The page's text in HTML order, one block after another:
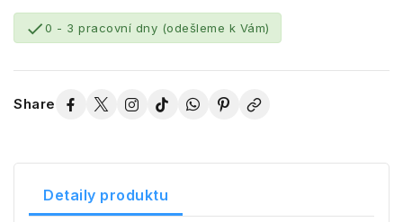
0 - 3 pracovní dny (odešleme k Vám)
Share
Detaily produktu